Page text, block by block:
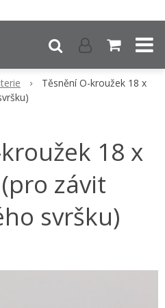
Těsnění O-kroužek 18 x
18 x
závit
svršku)